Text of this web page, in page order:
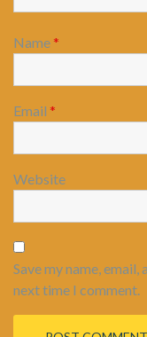
Name*
Email *
Website
Save my name,
next time I comment.